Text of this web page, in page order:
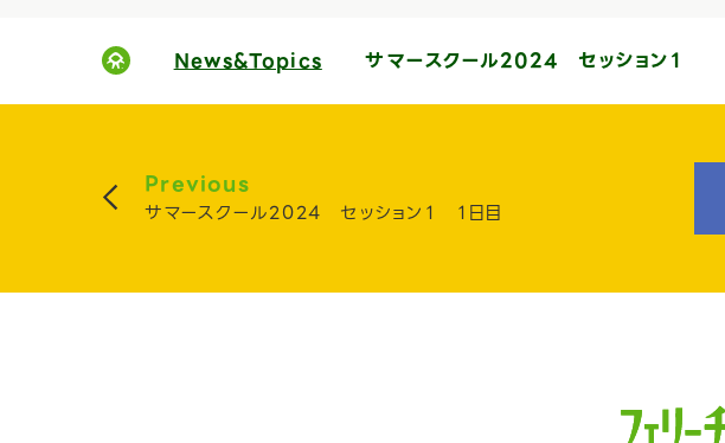
News&Topics サマースクール2024 セッション１
Previous
サマースクール2024 セッション１ １日目